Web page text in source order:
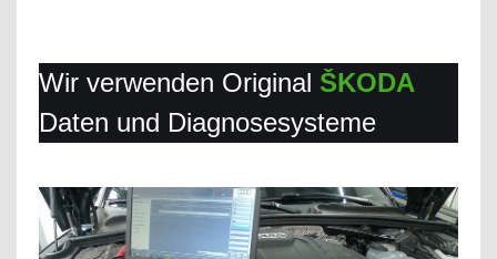
Wir verwenden Original ŠKODA
Daten und Diagnosesysteme